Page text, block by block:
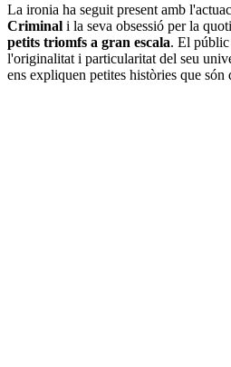
La ironia ha seguit present amb
Criminal i la seva obsessió per la
petits triomfs a gran escala. El públic
l'originalitat i particularitat del seu
ens expliquen petites històries que són